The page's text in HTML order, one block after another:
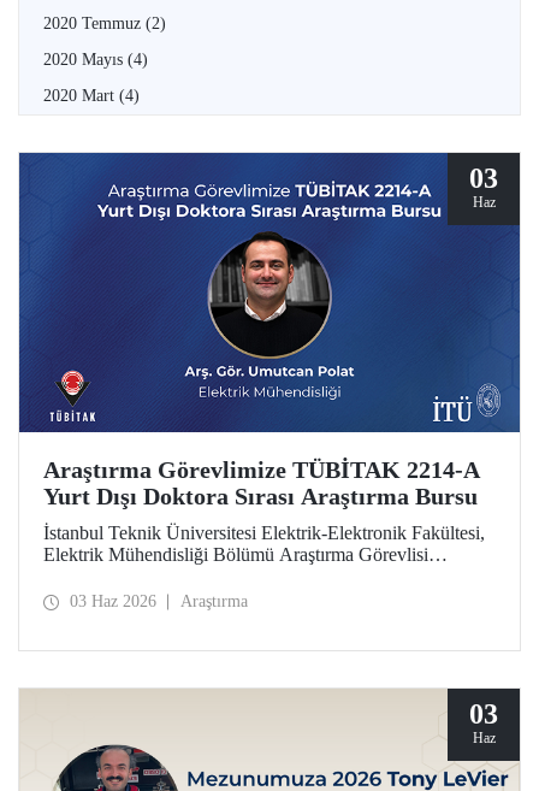
2020 Temmuz (2)
2020 Mayıs (4)
2020 Mart (4)
03
Haz
Araştırma Görevlimize TÜBİTAK 2214-A
Yurt Dışı Doktora Sırası Araştırma Bursu
İstanbul Teknik Üniversitesi Elektrik-Elektronik Fakültesi,
Elektrik Mühendisliği Bölümü Araştırma Görevlisi
Sırası Araştırma Bursu kapsamında desteklenmeye hak
03 Haz 2026 Araştırma
03
Haz